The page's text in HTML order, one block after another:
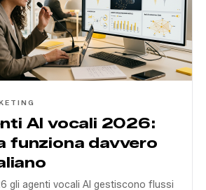
AI vocali 2026:
funziona davvero
gli agenti vocali AI gestiscono flussi